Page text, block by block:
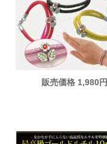
販売価格 1,980円